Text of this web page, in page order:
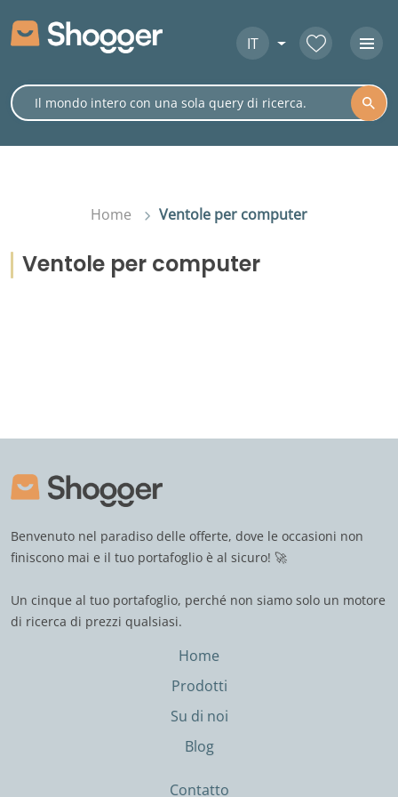
IT
Home Ventole per computer
Ventole per computer
Benvenuto nel paradiso delle offerte, dove le occasioni non
finiscono mai e il tuo portafoglio è al sicuro! 🚀
Un cinque al tuo portafoglio, perché non siamo solo un motore
di ricerca di prezzi qualsiasi.
Home
Prodotti
Su di noi
Blog
Contatto